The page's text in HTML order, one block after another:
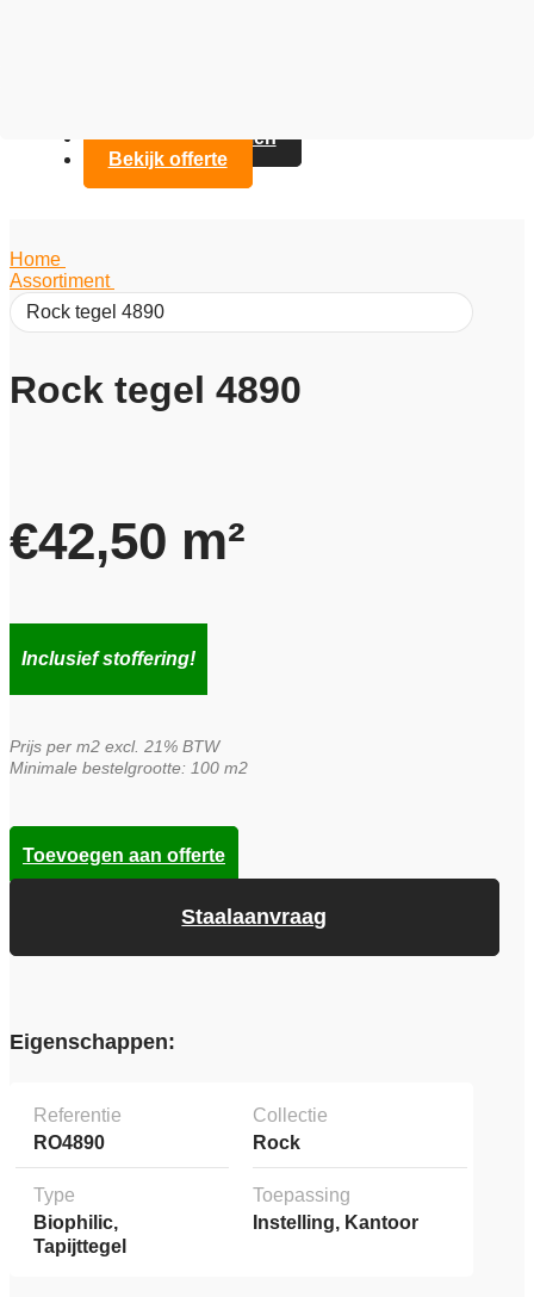
Contact opnemen
Bekijk offerte
Home
Assortiment
Rock tegel 4890
Rock tegel 4890
€42,50 m²
Inclusief stoffering!
Prijs per m2 excl. 21% BTW
Minimale bestelgrootte: 100 m2
Staalaanvraag
Toevoegen aan offerte
Eigenschappen:
Referentie
RO4890
Collectie
Rock
Type
Biophilic,
Tapijttegel
Toepassing
Instelling, Kantoor